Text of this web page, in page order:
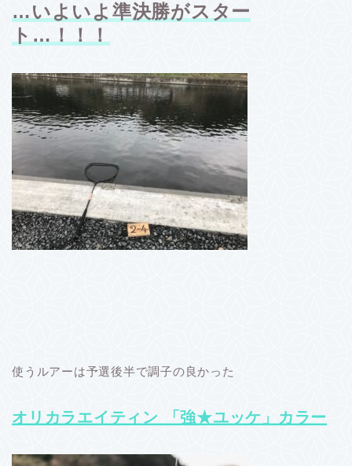
…いよいよ準決勝がスター
ト…！！！
使うルアーは予選後半で調子の良かった
オリカラエイティン 「強★ユッケ」カラー